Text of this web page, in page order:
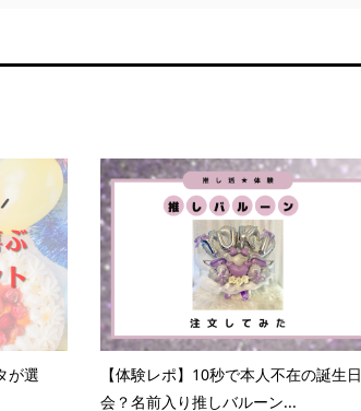
が選
【体験レポ】10秒で本人不在の誕生日
会？名前入り推しバルーン...